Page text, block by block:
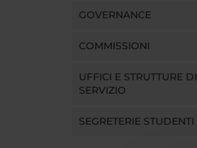
GOVERNANCE
COMMISSIONI
UFFICI E STRUTTURE DI
SERVIZIO
SEGRETERIE STUDENTI